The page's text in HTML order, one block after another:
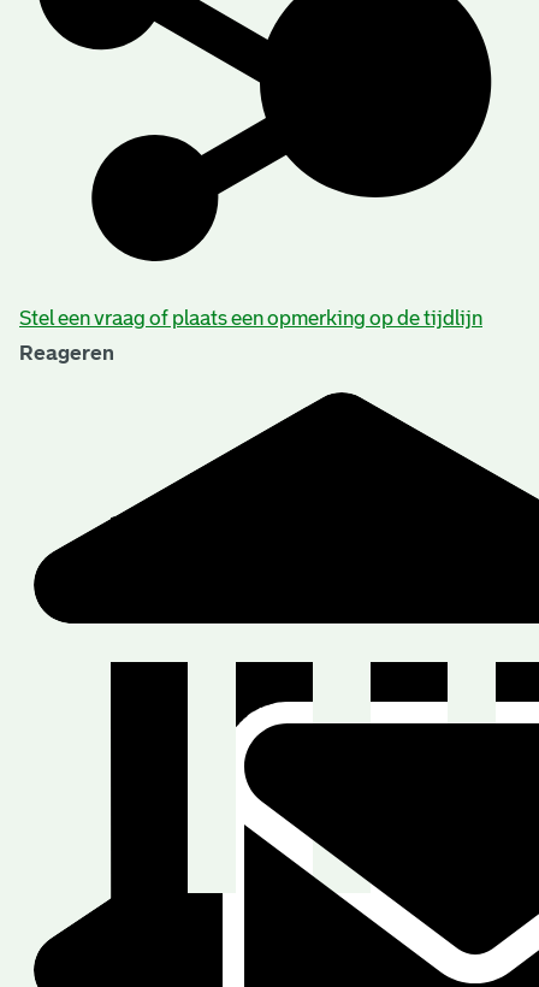
Stel een vraag of plaats een opmerking op de tijdlijn
Reageren